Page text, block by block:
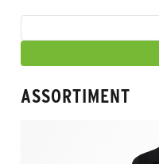
ASSORTIMENT